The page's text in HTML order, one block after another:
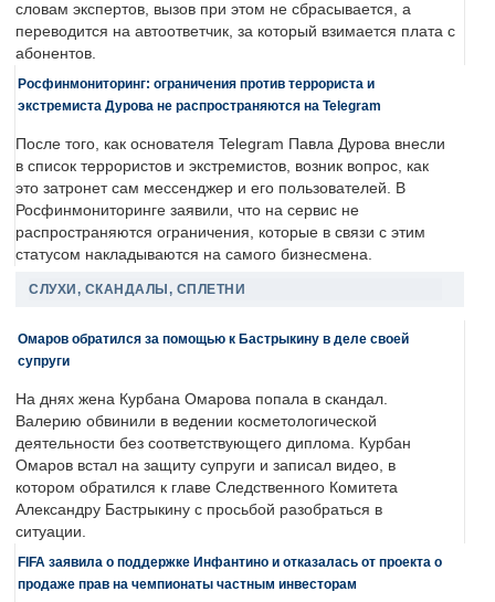
словам экспертов, вызов при этом не сбрасывается, а
переводится на автоответчик, за который взимается плата с
абонентов.
Росфинмониторинг: ограничения против террориста и
экстремиста Дурова не распространяются на Telegram
После того, как основателя Telegram Павла Дурова внесли
в список террористов и экстремистов, возник вопрос, как
это затронет сам мессенджер и его пользователей. В
Росфинмониторинге заявили, что на сервис не
распространяются ограничения, которые в связи с этим
статусом накладываются на самого бизнесмена.
СЛУХИ, СКАНДАЛЫ, СПЛЕТНИ
Омаров обратился за помощью к Бастрыкину в деле своей
супруги
На днях жена Курбана Омарова попала в скандал.
Валерию обвинили в ведении косметологической
деятельности без соответствующего диплома. Курбан
Омаров встал на защиту супруги и записал видео, в
котором обратился к главе Следственного Комитета
Александру Бастрыкину с просьбой разобраться в
ситуации.
FIFA заявила о поддержке Инфантино и отказалась от проекта о
продаже прав на чемпионаты частным инвесторам